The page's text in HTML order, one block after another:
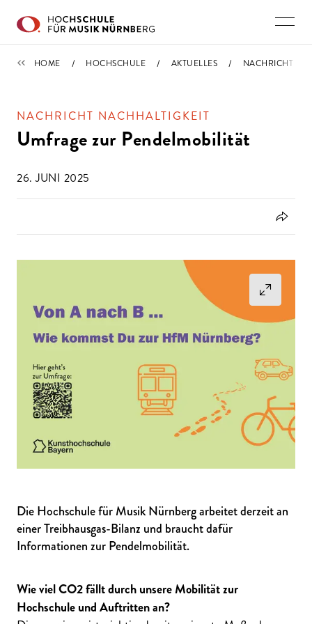
NACHRICHTEN
HOME HOCHSCHULE AKTUELLES NACHRICHT
NACHRICHT NACHHALTIGKEIT
Umfrage zur Pendelmobilität
26. JUNI 2025
Die Hochschule für Musik Nürnberg arbeitet derzeit an
einer Treibhausgas-Bilanz und braucht dafür
Informationen zur Pendelmobilität.
Wie viel CO2 fällt durch unsere Mobilität zur
Hochschule und Auftritten an?